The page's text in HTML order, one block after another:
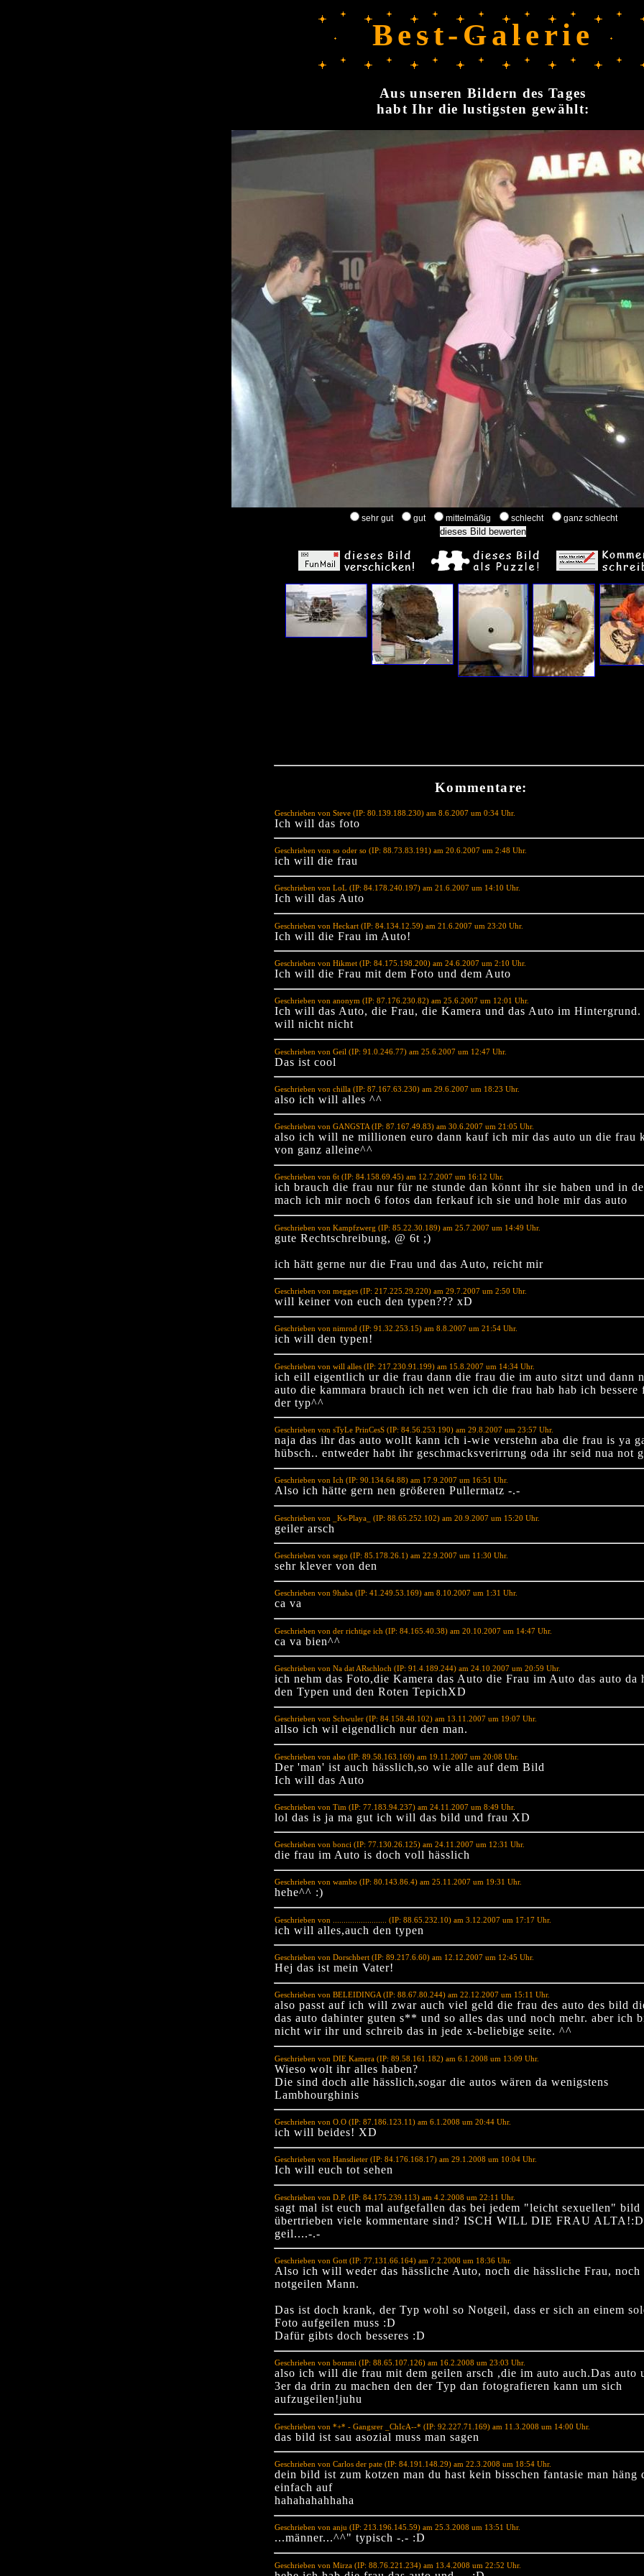
Best-Galerie
Aus unseren Bildern des Tages
habt Ihr die lustigsten gewählt:
sehr gut gut mittelmäßig schlecht ganz schlecht
Kommentare:
Geschrieben von Steve (IP: 80.139.188.230) am 8.6.2007 um 0:34 Uhr.
Ich will das foto
Geschrieben von so oder so (IP: 88.73.83.191) am 20.6.2007 um 2:48 Uhr.
ich will die frau
Geschrieben von LoL (IP: 84.178.240.197) am 21.6.2007 um 14:10 Uhr.
Ich will das Auto
Geschrieben von Heckart (IP: 84.134.12.59) am 21.6.2007 um 23:20 Uhr.
Ich will die Frau im Auto!
Geschrieben von Hikmet (IP: 84.175.198.200) am 24.6.2007 um 2:10 Uhr.
Ich will die Frau mit dem Foto und dem Auto
Geschrieben von anonym (IP: 87.176.230.82) am 25.6.2007 um 12:01 Uhr.
Ich will das Auto, die Frau, die Kamera und das Auto im Hintergrund.
will nicht nicht
Geschrieben von Geil (IP: 91.0.246.77) am 25.6.2007 um 12:47 Uhr.
Das ist cool
Geschrieben von chilla (IP: 87.167.63.230) am 29.6.2007 um 18:23 Uhr.
also ich will alles ^^
Geschrieben von GANGSTA (IP: 87.167.49.83) am 30.6.2007 um 21:05 Uhr.
also ich will ne millionen euro dann kauf ich mir das auto un die frau
von ganz alleine^^
Geschrieben von 6t (IP: 84.158.69.45) am 12.7.2007 um 16:12 Uhr.
ich brauch die frau nur für ne stunde dan könnt ihr sie haben und in
mach ich mir noch 6 fotos dan ferkauf ich sie und hole mir das auto
Geschrieben von Kampfzwerg (IP: 85.22.30.189) am 25.7.2007 um 14:49 Uhr.
gute Rechtschreibung, @ 6t ;)
ich hätt gerne nur die Frau und das Auto, reicht mir
Geschrieben von megges (IP: 217.225.29.220) am 29.7.2007 um 2:50 Uhr.
will keiner von euch den typen??? xD
Geschrieben von nimrod (IP: 91.32.253.15) am 8.8.2007 um 21:54 Uhr.
ich will den typen!
Geschrieben von will alles (IP: 217.230.91.199) am 15.8.2007 um 14:34 Uhr.
ich eill eigentlich ur die frau dann die frau die im auto sitzt und dann
auto die kammara brauch ich net wen ich die frau hab hab ich bessere
der typ^^
Geschrieben von sTyLe PrinCesS (IP: 84.56.253.190) am 29.8.2007 um 23:57 Uhr.
naja das ihr das auto wollt kann ich i-wie verstehn aba die frau is ya
hübsch.. entweder habt ihr geschmacksverirrung oda ihr seid nua not
Geschrieben von Ich (IP: 90.134.64.88) am 17.9.2007 um 16:51 Uhr.
Also ich hätte gern nen größeren Pullermatz -.-
Geschrieben von _Ks-Playa_ (IP: 88.65.252.102) am 20.9.2007 um 15:20 Uhr.
geiler arsch
Geschrieben von sego (IP: 85.178.26.1) am 22.9.2007 um 11:30 Uhr.
sehr klever von den
Geschrieben von 9haba (IP: 41.249.53.169) am 8.10.2007 um 1:31 Uhr.
ca va
Geschrieben von der richtige ich (IP: 84.165.40.38) am 20.10.2007 um 14:47 Uhr.
ca va bien^^
Geschrieben von Na dat ARschloch (IP: 91.4.189.244) am 24.10.2007 um 20:59 Uhr.
ich nehm das Foto,die Kamera das Auto die Frau im Auto das auto da
den Typen und den Roten TepichXD
Geschrieben von Schwuler (IP: 84.158.48.102) am 13.11.2007 um 19:07 Uhr.
allso ich wil eigendlich nur den man.
Geschrieben von also (IP: 89.58.163.169) am 19.11.2007 um 20:08 Uhr.
Der 'man' ist auch hässlich,so wie alle auf dem Bild
Ich will das Auto
Geschrieben von Tim (IP: 77.183.94.237) am 24.11.2007 um 8:49 Uhr.
lol das is ja ma gut ich will das bild und frau XD
Geschrieben von bonci (IP: 77.130.26.125) am 24.11.2007 um 12:31 Uhr.
die frau im Auto is doch voll hässlich
Geschrieben von wambo (IP: 80.143.86.4) am 25.11.2007 um 19:31 Uhr.
hehe^^ :)
Geschrieben von ......................... (IP: 88.65.232.10) am 3.12.2007 um 17:17 Uhr.
ich will alles,auch den typen
Geschrieben von Dorschbert (IP: 89.217.6.60) am 12.12.2007 um 12:45 Uhr.
Hej das ist mein Vater!
Geschrieben von BELEIDINGA (IP: 88.67.80.244) am 22.12.2007 um 15:11 Uhr.
also passt auf ich will zwar auch viel geld die frau des auto des bild
das auto dahinter guten s** und so alles das und noch mehr. aber ich
nicht wir ihr und schreib das in jede x-beliebige seite. ^^
Geschrieben von DIE Kamera (IP: 89.58.161.182) am 6.1.2008 um 13:09 Uhr.
Wieso wolt ihr alles haben?
Die sind doch alle hässlich,sogar die autos wären da wenigstens
Lambhourghinis
Geschrieben von O.O (IP: 87.186.123.11) am 6.1.2008 um 20:44 Uhr.
ich will beides! XD
Geschrieben von Hansdieter (IP: 84.176.168.17) am 29.1.2008 um 10:04 Uhr.
Ich will euch tot sehen
Geschrieben von D.P. (IP: 84.175.239.113) am 4.2.2008 um 22:11 Uhr.
sagt mal ist euch mal aufgefallen das bei jedem "leicht sexuellen" bild
übertrieben viele kommentare sind? ISCH WILL DIE FRAU
geil....-.-
Geschrieben von Gott (IP: 77.131.66.164) am 7.2.2008 um 18:36 Uhr.
Also ich will weder das hässliche Auto, noch die hässliche Frau, noch
notgeilen Mann.
Das ist doch krank, der Typ wohl so Notgeil, dass er sich an einem
Foto aufgeilen muss :D
Dafür gibts doch besseres :D
Geschrieben von bommi (IP: 88.65.107.126) am 16.2.2008 um 23:03 Uhr.
also ich will die frau mit dem geilen arsch ,die im auto auch.Das auto
3er da drin zu machen den der Typ dan fotografieren kann um sich
aufzugeilen!juhu
Geschrieben von *+* - Gangsrer _ChIcA--* (IP: 92.227.71.169) am 11.3.2008 um 14:00 Uhr.
das bild ist sau asozial muss man sagen
Geschrieben von Carlos der pate (IP: 84.191.148.29) am 22.3.2008 um 18:54 Uhr.
dein bild ist zum kotzen man du hast kein bisschen fantasie man häng
einfach auf
hahahahahhaha
Geschrieben von anju (IP: 213.196.145.59) am 25.3.2008 um 13:51 Uhr.
...männer...^^" typisch -.- :D
Geschrieben von Mirza (IP: 88.76.221.234) am 13.4.2008 um 22:52 Uhr.